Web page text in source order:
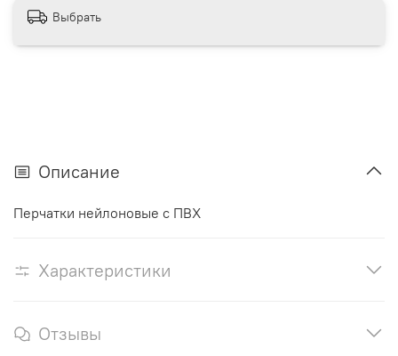
Выбрать
Описание
Перчатки нейлоновые с ПВХ
Характеристики
Отзывы